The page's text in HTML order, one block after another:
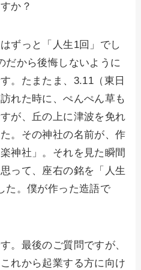
か？
ずっと「人生1回」でし
だから後悔しないように
。たまたま、3.11（東日
れた時に、ぺんぺん草も
が、丘の上に津波を免れ
。その神社の名前が、作
神社」。それを見た瞬間
って、座右の銘を「人生
た。僕が作った造語で
。最後のご質問ですが、
れから起業する方に向け